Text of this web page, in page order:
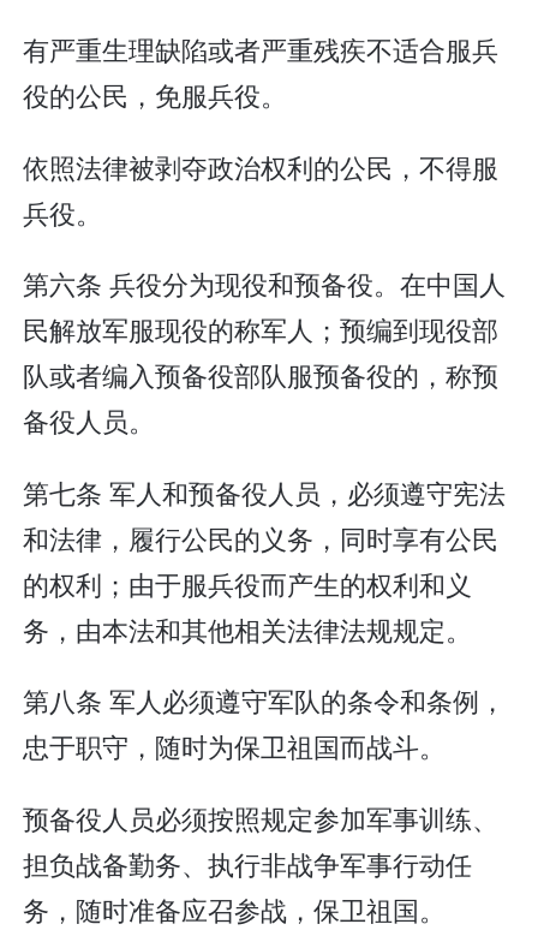
有严重生理缺陷或者严重残疾不适合服兵
役的公民，免服兵役。
依照法律被剥夺政治权利的公民，不得服
兵役。
第六条 兵役分为现役和预备役。在中国人
民解放军服现役的称军人；预编到现役部
队或者编入预备役部队服预备役的，称预
备役人员。
第七条 军人和预备役人员，必须遵守宪法
和法律，履行公民的义务，同时享有公民
的权利；由于服兵役而产生的权利和义
务，由本法和其他相关法律法规规定。
第八条 军人必须遵守军队的条令和条例，
忠于职守，随时为保卫祖国而战斗。
预备役人员必须按照规定参加军事训练、
担负战备勤务、执行非战争军事行动任
务，随时准备应召参战，保卫祖国。